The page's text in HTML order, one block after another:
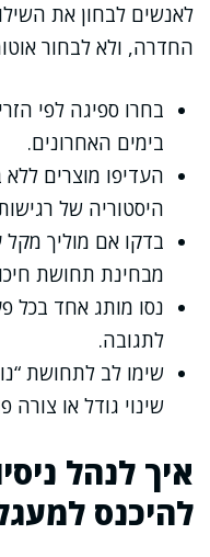
לאנשים לבחון את
החדרה, ולא לבחור
בחרו ספיגה לפי
בימים האחרונים.
העדיפו מוצרים
היסטוריה של
בדקו אם מוליך מקל
מבחינת תחושת
נסו מותג אחד בכל
לתגובה.
שימו לב לתחושת
שינוי גודל או צורה
איך לנהל
להיכנס